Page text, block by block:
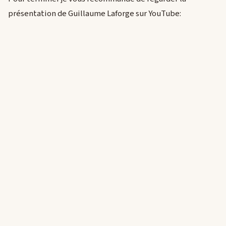
présentation de Guillaume Laforge sur YouTube: